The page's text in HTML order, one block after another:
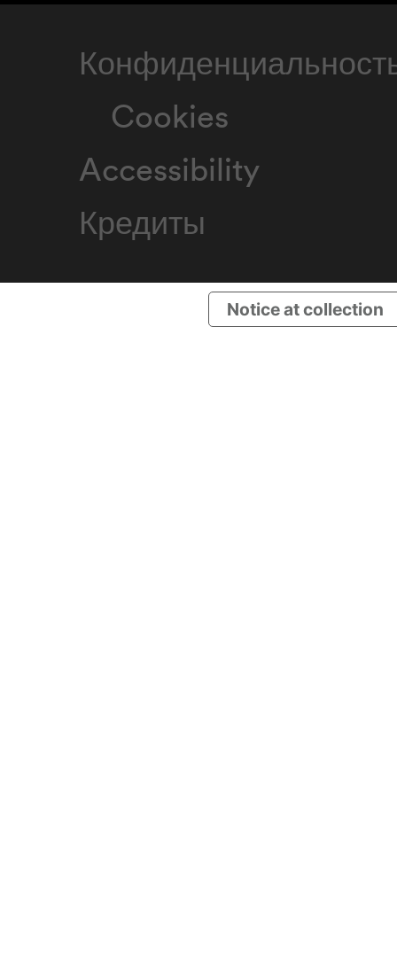
Cookies
Accessibility
Кредиты
Notice at collection